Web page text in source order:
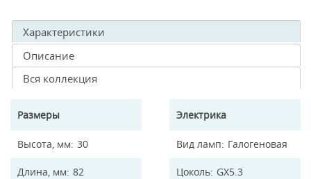
Характеристики
Описание
Вся коллекция
Размеры
Высота, мм 30
Длина, мм 82
Электрика
Вид ламп Галогеновая
Цоколь GX5.3